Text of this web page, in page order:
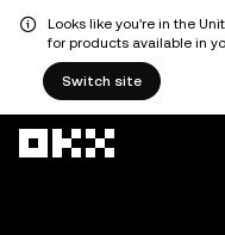
Looks like you're in the
for products available in
Switch site